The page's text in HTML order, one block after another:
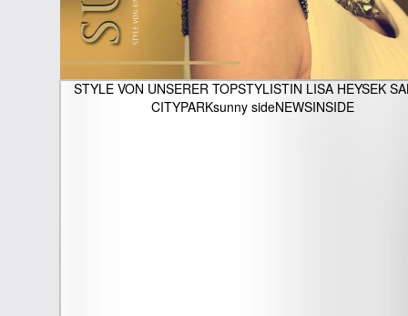
STYLE VON UNSERER TOPSTYLISTIN LISA HEYSEK
CITYPARKsunny sideNEWSINSIDE